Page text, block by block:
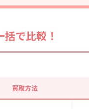
もらえますか？
売れますか？
種類はありますか？
も買取してもらえま
で比較！
買取方法